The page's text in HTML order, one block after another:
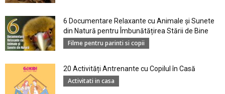
6 Documentare Relaxante cu Animale și Sunete
din Natură pentru Îmbunătățirea Stării de Bine
Filme pentru parinti si copii
20 Activități Antrenante cu Copilul în Casă
Activitati in casa